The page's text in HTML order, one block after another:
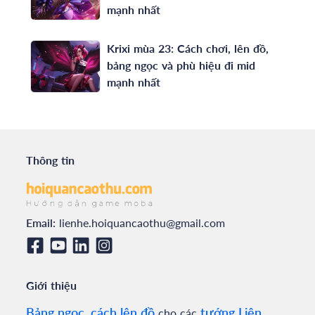
mạnh nhất
Krixi mùa 23: Cách chơi, lên đồ,
bảng ngọc và phù hiệu đi mid
mạnh nhất
Thông tin
Email: lienhe.hoiquancaothu@gmail.com
Giới thiệu